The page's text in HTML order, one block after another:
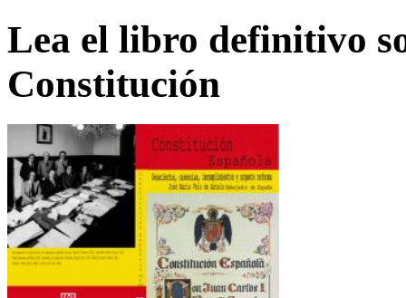
Lea el libro definitivo
Constitución